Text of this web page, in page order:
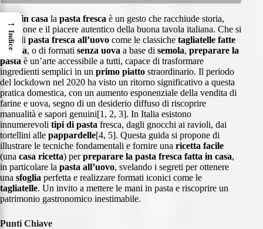
Fare in casa la pasta fresca è un gesto che racchiude storia,
tradizione e il piacere autentico della buona tavola italiana. Che si
tratti di pasta fresca all’uovo come le classiche tagliatelle fatte
in casa, o di formati senza uova a base di semola, preparare la
pasta è un’arte accessibile a tutti, capace di trasformare
ingredienti semplici in un primo piatto straordinario. Il periodo
del lockdown nel 2020 ha visto un ritorno significativo a questa
pratica domestica, con un aumento esponenziale della vendita di
farine e uova, segno di un desiderio diffuso di riscoprire
manualità e sapori genuini[1, 2, 3]. In Italia esistono
innumerevoli tipi di pasta fresca, dagli gnocchi ai ravioli, dai
tortellini alle pappardelle[4, 5]. Questa guida si propone di
illustrare le tecniche fondamentali e fornire una ricetta facile
(una casa ricetta) perpreparare la pasta fresca fatta in casa,
in particolare la pasta all’uovo, svelando i segreti per ottenere
una sfoglia perfetta e realizzare formati iconici come le
tagliatelle. Un invito a mettere le mani in pasta e riscoprire un
patrimonio gastronomico inestimabile.
Punti Chiave
→
Indice